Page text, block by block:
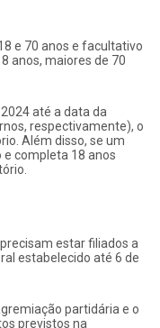
e 70 anos e facultativo
anos, maiores de 70
até a data da
respectivamente), o
Além disso, se um
completa 18 anos
estar filiados a
estabelecido até 6 de
partidária e o
previstos na